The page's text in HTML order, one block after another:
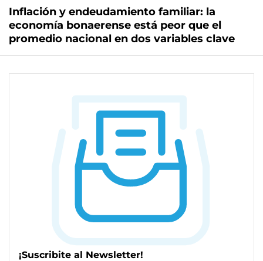
Inflación y endeudamiento familiar: la
economía bonaerense está peor que el
promedio nacional en dos variables clave
¡Suscribite al Newsletter!